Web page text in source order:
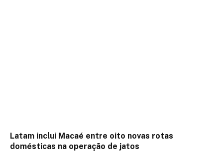
Latam inclui Macaé entre oito novas rotas
domésticas na operação de jatos